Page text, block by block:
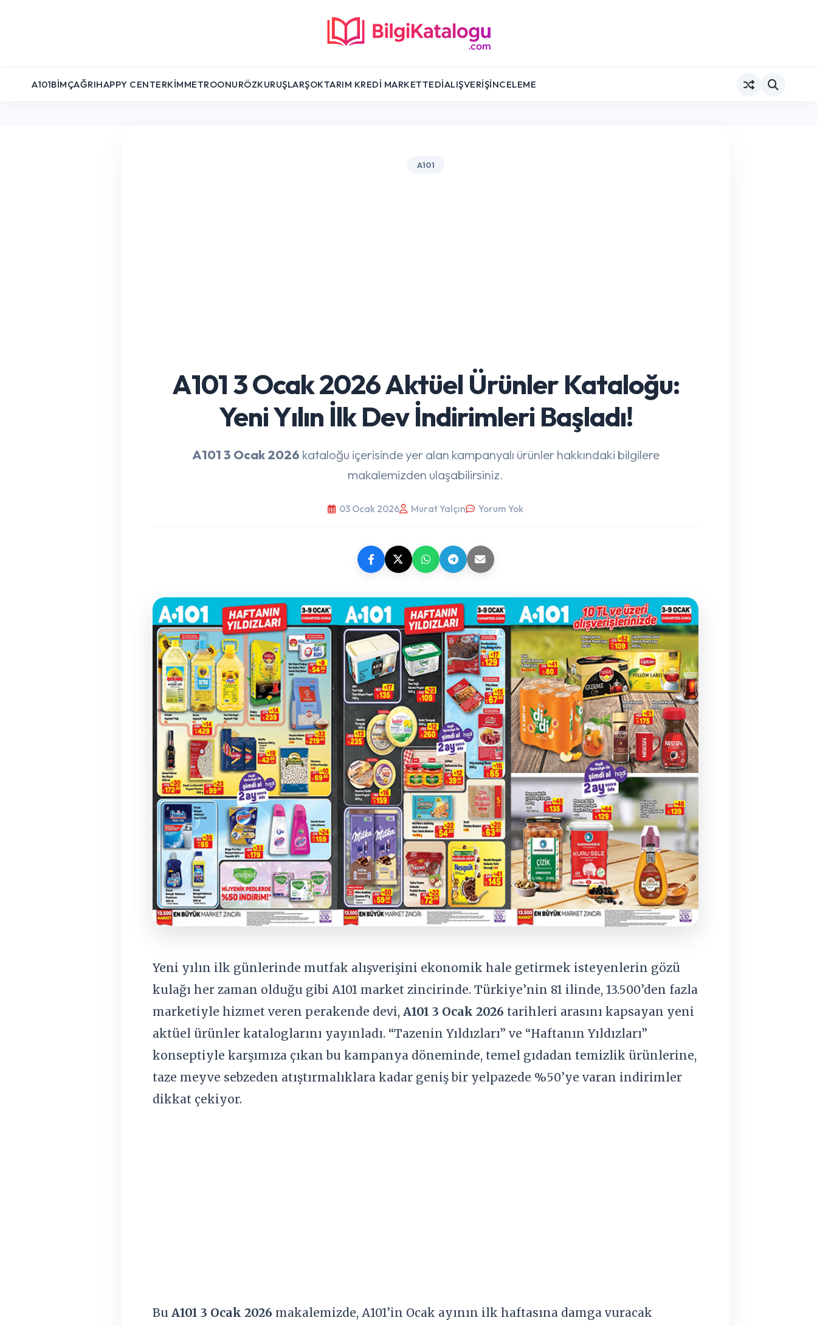
A101BIMÇAĞRIHAPPY CENTERKIMMETROONURÖZKURUŞLARŞOKTARIM KREDI MARKETTEDIALIŞVERIŞİNCELEME
A101
A101 3 Ocak 2026 Aktüel Ürünler Kataloğu:
Yeni Yılın İlk Dev İndirimleri Başladı!
A101 3 Ocak 2026 kataloğu içerisinde yer alan kampanyalı ürünler hakkındaki bilgilere
makalemizden ulaşabilirsiniz.
03 Ocak 2026 Murat Yalçın Yorum Yok
Yeni yılın ilk günlerinde mutfak alışverişini ekonomik hale getirmek isteyenlerin gözü
kulağı her zaman olduğu gibi A101 market zincirinde. Türkiye’nin 81 ilinde, 13.500’den fazla
marketiyle hizmet veren perakende devi, A101 3 Ocak 2026 tarihleri arasını kapsayan yeni
aktüel ürünler kataloglarını yayınladı. “Tazenin Yıldızları” ve “Haftanın Yıldızları”
konseptiyle karşımıza çıkan bu kampanya döneminde, temel gıdadan temizlik ürünlerine,
taze meyve sebzeden atıştırmalıklara kadar geniş bir yelpazede %50’ye varan indirimler
dikkat çekiyor.
Bu A101 3 Ocak 2026 makalemizde, A101’in Ocak ayının ilk haftasına damga vuracak